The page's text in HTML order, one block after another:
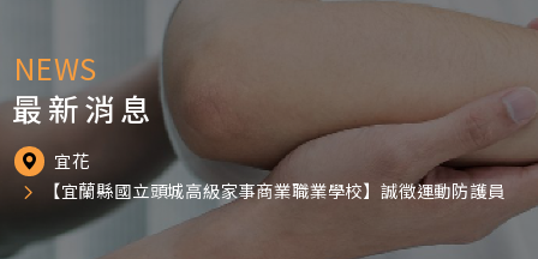
NEWS
最新消息
宜花
【宜蘭縣國立頭城高級家事商業職業學校】誠徵運動防護員